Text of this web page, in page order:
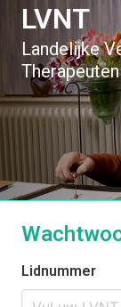
LVNT
Landelijke
Therapeuten
Lidnummer